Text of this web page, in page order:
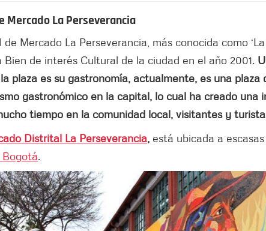
Mercado La Perseverancia
Mercado La Perseverancia, más conocida como
Bien de interés Cultural de la ciudad en el año 2001.
plaza es su gastronomía, actualmente, es una plaza
gastronómico en la capital, lo cual ha creado una
tiempo en la comunidad local, visitantes y
Distrital La Perseverancia, está ubicada a
.